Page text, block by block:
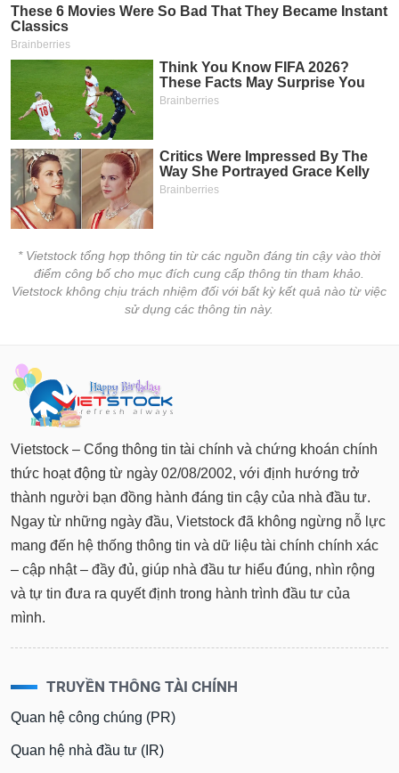
* Vietstock tổng hợp thông tin từ các nguồn đáng tin cậy vào thời
điểm công bố cho mục đích cung cấp thông tin tham khảo.
Vietstock không chịu trách nhiệm đối với bất kỳ kết quả nào từ việc
sử dụng các thông tin này.
Vietstock – Cổng thông tin tài chính và chứng khoán chính
thức hoạt động từ ngày 02/08/2002, với định hướng trở
thành người bạn đồng hành đáng tin cậy của nhà đầu tư.
Ngay từ những ngày đầu, Vietstock đã không ngừng nỗ lực
mang đến hệ thống thông tin và dữ liệu tài chính chính xác
– cập nhật – đầy đủ, giúp nhà đầu tư hiểu đúng, nhìn rộng
và tự tin đưa ra quyết định trong hành trình đầu tư của
mình.
TRUYỀN THÔNG TÀI CHÍNH
Quan hệ công chúng (PR)
Quan hệ nhà đầu tư (IR)